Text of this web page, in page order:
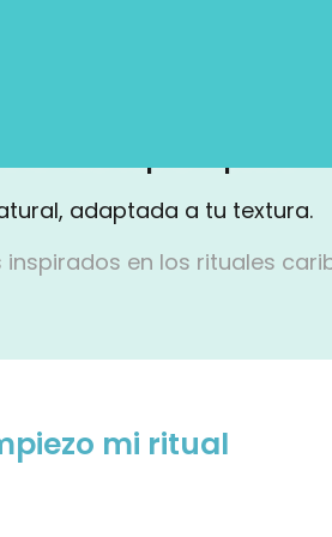
tu ritual capilar Pipeska
adaptada a tu textura.
en los rituales
mi ritual